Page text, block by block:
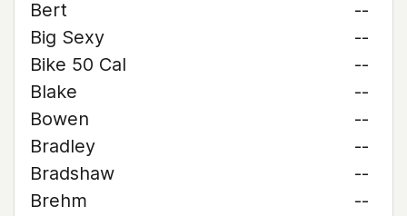
Bert
--
Big Sexy
--
Bike 50 Cal
--
Blake
--
Bowen
--
Bradley
--
Bradshaw
--
Brehm
--